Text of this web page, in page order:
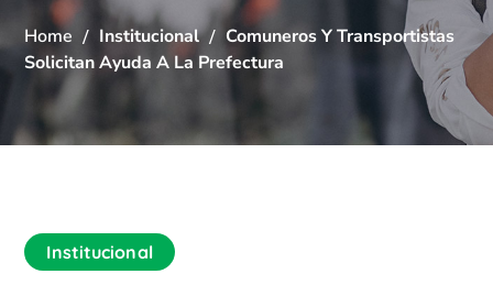
Home Institucional
Comuneros Y Transportistas
Solicitan Ayuda A La Prefectura
Institucional